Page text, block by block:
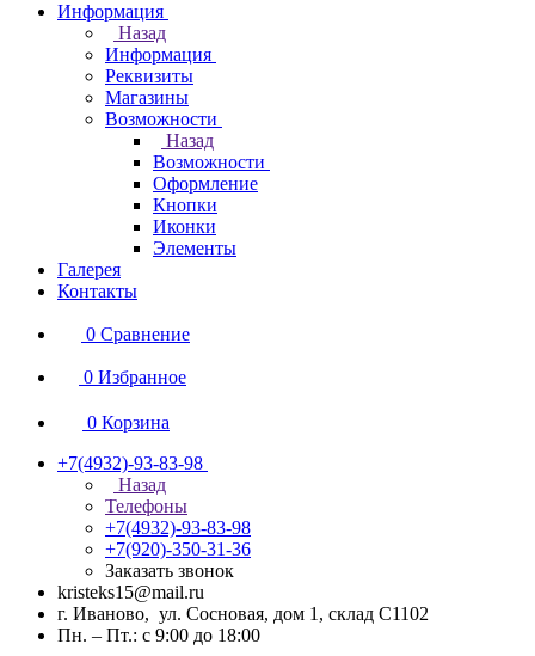
Информация
Назад
Информация
Реквизиты
Магазины
Возможности
Назад
Возможности
Оформление
Кнопки
Иконки
Элементы
Галерея
Контакты
0 Сравнение
0 Избранное
0 Корзина
+7(4932)-93-83-98
Назад
Телефоны
+7(4932)-93-83-98
+7(920)-350-31-36
Заказать звонок
kristeks15@mail.ru
г. Иваново, ул. Сосновая, дом 1, склад С1102
Пн. – Пт.: с 9:00 до 18:00